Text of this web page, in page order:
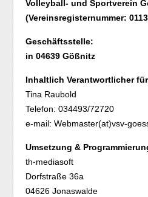
Volleyball- und Sportverein
(Vereinsregisternummer:
Geschäftsstelle:
in 04639 Gößnitz
Inhaltlich Verantwortlicher
Tina Raubold
Telefon: 034493/72720
e-mail: Webmaster(at)vsv-
Umsetzung &
th-mediasoft
Dorfstraße 36a
04626 Jonaswalde